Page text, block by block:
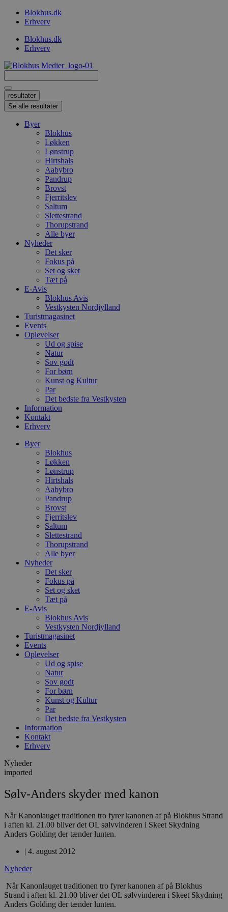
VidereBlokhus.dk
Erhverv
Blokhus.dk
Erhverv
...
resultater
Se alle resultater
Byer
Blokhus
Løkken
Lønstrup
Hirtshals
Aabybro
Pandrup
Brovst
Fjerritslev
Saltum
Slettestrand
Thorupstrand
Alle byer
Nyheder
Det sker
Fokus på
Set og sket
Tæt på
E-Avis
Blokhus Avis
Vestkysten Nordjylland
Turistmagasinet
Events
Oplevelser
Ud og spise
Natur
Sov godt
For børn
Kunst og Kultur
Par
Det bedste fra Vestkysten
Information
Kontakt
Erhverv
Byer
Blokhus
Løkken
Lønstrup
Hirtshals
Aabybro
Pandrup
Brovst
Fjerritslev
Saltum
Slettestrand
Thorupstrand
Alle byer
Nyheder
Det sker
Fokus på
Set og sket
Tæt på
E-Avis
Blokhus Avis
Vestkysten Nordjylland
Turistmagasinet
Events
Oplevelser
Ud og spise
Natur
Sov godt
For børn
Kunst og Kultur
Par
Det bedste fra Vestkysten
Information
Kontakt
Erhverv
Nyheder
imported
Sølv-Anders skyder med kanon
Når Kanonlauget traditionen tro fyrer kanonen af på Blokhus Strand
i aften kl. 21.00 bliver det OL sølvvinderen i Skeet Skydning
Anders Golding der tænder lunten.
| 4. august 2012
Nyheder
Når Kanonlauget traditionen tro fyrer kanonen af på Blokhus
Strand i aften kl. 21.00 bliver det OL sølvvinderen i Skeet Skydning
Anders Golding der tænder lunten.